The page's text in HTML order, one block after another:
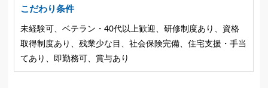
こだわり条件
未経験可、ベテラン・40代以上歓迎、研修制度あり、資格
取得制度あり、残業少な目、社会保険完備、住宅支援・手当
てあり、即勤務可、賞与あり